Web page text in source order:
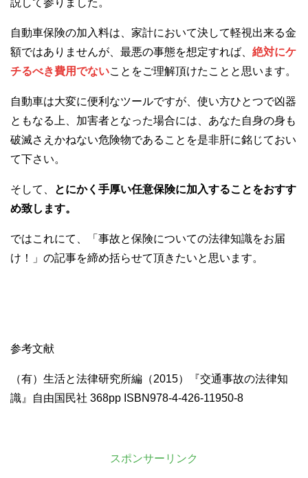
自動車保険の加入料は、家計において決して軽視出来る金
額ではありませんが、最悪の事態を想定すれば、 絶対にケ
チるべき費用でないことをご理解頂けたことと思います。
自動車は大変に便利なツールですが、使い方ひとつで凶器
ともなる上、加害者となった場合には、あなた自身の身も
破滅さえかねない危険物であることを是非肝に銘じておい
て下さい。
そして、
とにかく手厚い任意保険に加入することをおすす
め致します。
ではこれにて、「事故と保険についての法律知識をお届
け！」の記事を締め括らせて頂きたいと思います。
参考文献
（有）生活と法律研究所編（2015）『交通事故の法律知
識』自由国民社 368pp ISBN978-4-426-11950-8
スポンサーリンク